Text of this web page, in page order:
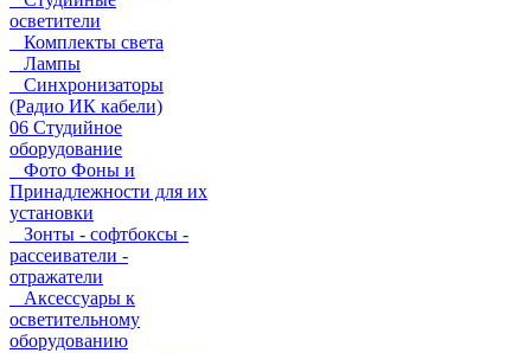
осветители
Комплекты света
Лампы
Синхронизаторы
(Радио ИК кабели)
06 Студийное
оборудование
Фото Фоны и
Принадлежности для их
установки
Зонты - софтбоксы -
рассеиватели -
отражатели
Аксессуары к
осветительному
оборудованию